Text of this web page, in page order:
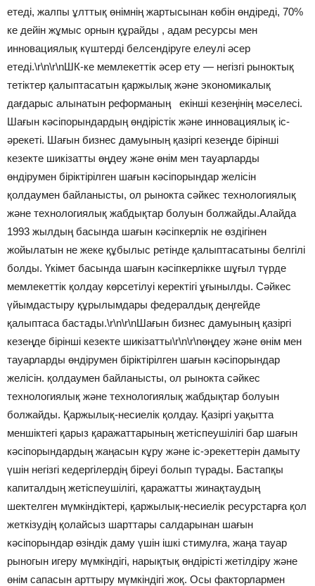
етеді, жалпы ұлттық өнімнің жартысынан көбін өндіреді, 70%
ке дейін жұмыс орнын құрайды , адам ресурсы мен
инновациялық күштерді белсендіруге елеулі әсер
етеді.\r\n\r\nШК-ке мемлекеттік әсер ету — негізгі рыноктық
тетіктер қалыптасатын қаржылық және экономикалық
дағдарыс алынатын реформаның екінші кезеңінің мәселесі.
Шағын кәсіпорындардың өндірістік және инновациялық іс-
әрекеті. Шағын бизнес дамуының қазіргі кезеңде бірінші
кезекте шикізатты өңдеу және өнім мен тауарларды
өндірумен біріктірілген шағын кәсіпорындар желісін
қолдаумен байланысты, ол рынокта сәйкес технологиялық
және технологиялық жабдықтар болуын болжайды.Алайда
1993 жылдың басында шағын кәсіпкерлік не өздігінен
жойылатын не жеке құбылыс ретінде қалыптасатыны белгілі
болды. Үкімет басында шағын кәсіпкерлікке шұғыл түрде
мемлекеттік қолдау көрсетілуі керектігі ұғынылды. Сәйкес
үйымдастыру құрылымдары федералдық деңгейде
қалыптаса бастады.\r\n\r\nШағын бизнес дамуының қазіргі
кезеңде бірінші кезекте шикізатты\r\n\r\nөңдеу және өнім мен
тауарларды өндірумен біріктірілген шағын кәсіпорындар
желісін. қолдаумен байланысты, ол рынокта сәйкес
технологиялық және технологиялық жабдықтар болуын
болжайды. Қаржылық-несиелік қолдау. Қазіргі уақытта
меншіктегі қарыз қаражаттарының жетіспеушілігі бар шағын
кәсіпорындардың жаңасын кұру және іс-эрекеттерін дамыту
үшін негізгі кедергілердің біреуі болып түрады. Бастапқы
капиталдың жетіспеушілігі, қаражатты жинақтаудың
шектелген мүмкіндіктері, қаржылық-несиелік ресурстарға қол
жеткізудің қолайсыз шарттары салдарынан шағын
кәсіпорындар өзіндік даму үшін ішкі стимулға, жаңа тауар
рыногын игеру мүмкіндігі, нарықтық өндірісті жетілдіру және
өнім сапасын арттыру мүмкіндігі жоқ. Осы факторлармен